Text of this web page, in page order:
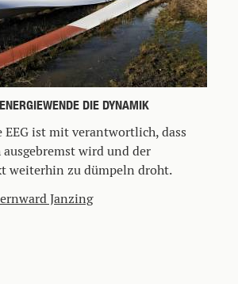
DIE DYNAMIK
EEG ist mit verantwortlich, dass
wird und der
weiterhin zu dümpeln droht.
Janzing